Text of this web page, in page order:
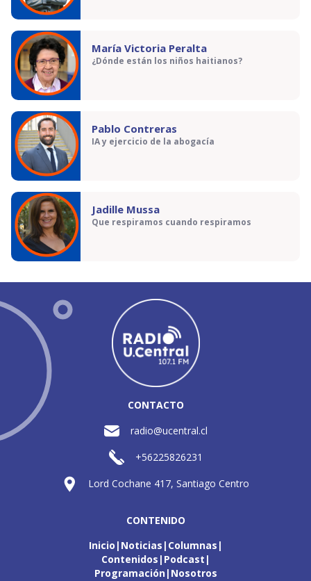
María Victoria Peralta
¿Dónde están los niños haitianos?
Pablo Contreras
IA y ejercicio de la abogacía
Jadille Mussa
Que respiramos cuando respiramos
CONTACTO
radio@ucentral.cl
+56225826231
Lord Cochane 417, Santiago Centro
CONTENIDO
Inicio Noticias Columnas
Contenidos Podcast
Programación Nosotros